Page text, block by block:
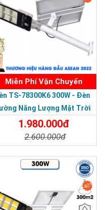
sáng dễ dàng: Với chiếc
có thể dễ dàng hẹn giờ
chỉ với 1 thao tác.
Miễn Phí Vận Chuyển
TS-78300K6 300W - Đèn
Năng Lượng Mặt Trời
TS-78300K6 - Solar
300W
1.980.000đ
2.600.000đ
40%